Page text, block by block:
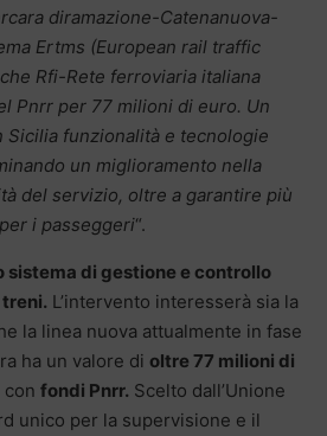
diramazione-Catenanuova-
Ertms (European rail traffic
Rfi-Rete ferroviaria italiana
Pnrr per 77 milioni di euro. Un
funzionalità e tecnologie
un miglioramento nella
del servizio, oltre a garantire più
i passeggeri“.
sistema di gestione e controllo
L’intervento interesserà sia la
la linea nuova attualmente in fase
ha un valore di oltre 77 milioni di
con fondi Pnrr. Scelto dall’Unione
unico per la supervisione e il